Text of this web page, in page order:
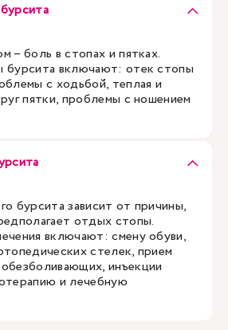
– боль в стопах и пятках.
бурсита включают: отек стопы
с ходьбой, теплая и
пятки, проблемы с ношением
бурсита зависит от причины,
отдых стопы.
включают: смену обуви,
стелек, прием
инъекции
и лечебную